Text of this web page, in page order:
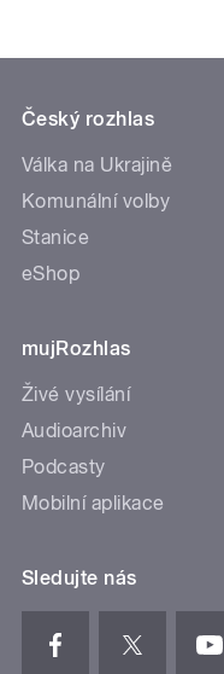
Český rozhlas
Válka na Ukrajině
Komunální volby
Stanice
eShop
mujRozhlas
Živé vysílání
Audioarchiv
Podcasty
Mobilní aplikace
Sledujte nás